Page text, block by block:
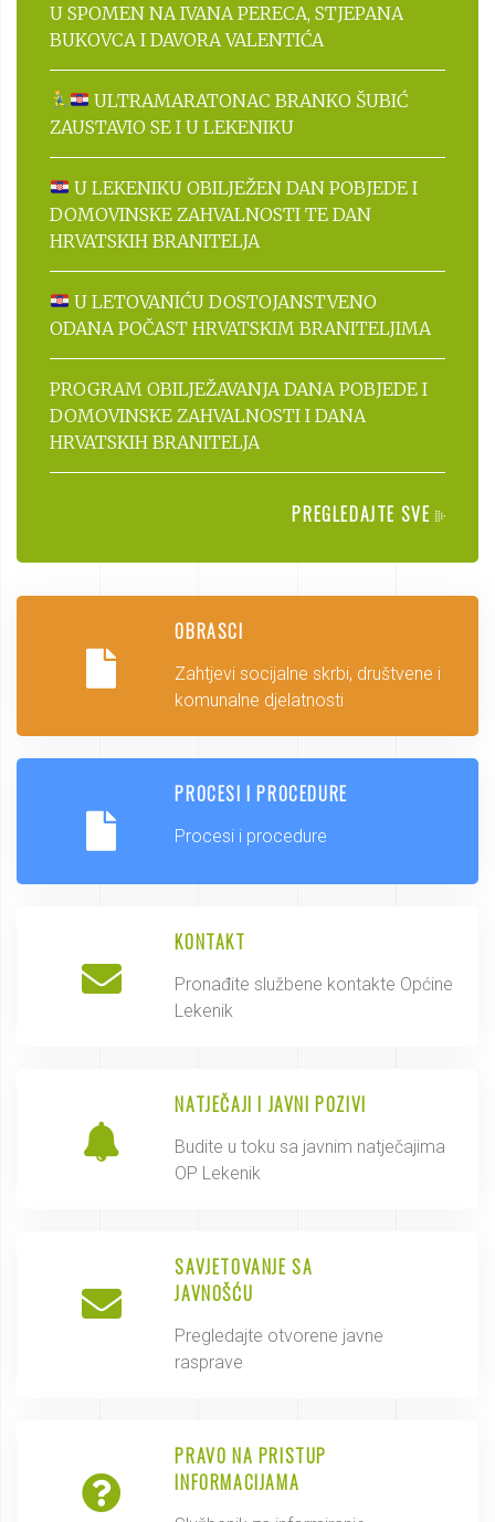
U SPOMEN NA IVANA PERECA, STJEPANA
BUKOVCA I DAVORA VALENTIĆA
ULTRAMARATONAC BRANKO ŠUBIĆ
ZAUSTAVIO SE I U LEKENIKU
U LEKENIKU OBILJEŽEN DAN POBJEDE I
DOMOVINSKE ZAHVALNOSTI TE DAN
HRVATSKIH BRANITELJA
U LETOVANIĆU DOSTOJANSTVENO
ODANA POČAST HRVATSKIM BRANITELJIMA
PROGRAM OBILJEŽAVANJA DANA POBJEDE I
DOMOVINSKE ZAHVALNOSTI I DANA
HRVATSKIH BRANITELJA
PREGLEDAJTE SVE
OBRASCI
Zahtjevi socijalne skrbi, društvene i
komunalne djelatnosti
PROCESI I PROCEDURE
Procesi i procedure
KONTAKT
Pronađite službene kontakte Općine
Lekenik
NATJEČAJI I JAVNI POZIVI
Budite u toku sa javnim natječajima
OP Lekenik
SAVJETOVANJE SA
JAVNOŠĆU
Pregledajte otvorene javne
rasprave
PRAVO NA PRISTUP
INFORMACIJAMA